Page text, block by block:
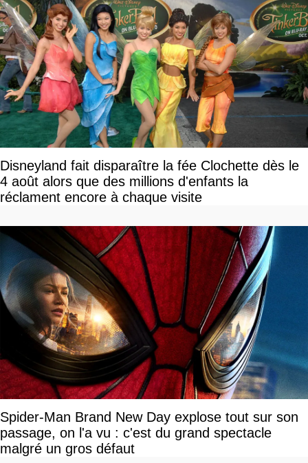
Disneyland fait disparaître la fée Clochette dès le
4 août alors que des millions d'enfants la
réclament encore à chaque visite
Spider-Man Brand New Day explose tout sur son
passage, on l'a vu : c'est du grand spectacle
malgré un gros défaut